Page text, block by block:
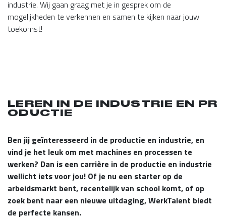
industrie. Wij gaan graag met je in gesprek om de
mogelijkheden te verkennen en samen te kijken naar jouw
toekomst!
LEREN IN DE INDUSTRIE EN PR
ODUCTIE
Ben jij geïnteresseerd in de productie en industrie, en
vind je het leuk om met machines en processen te
werken? Dan is een carrière in de productie en industrie
wellicht iets voor jou! Of je nu een starter op de
arbeidsmarkt bent, recentelijk van school komt, of op
zoek bent naar een nieuwe uitdaging, WerkTalent biedt
de perfecte kansen.